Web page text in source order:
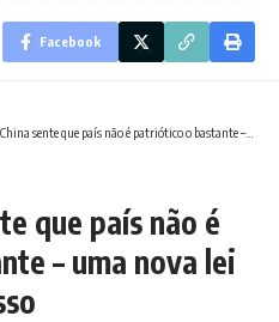
Facebook
sente que país não é patriótico o bastante – uma nova lei pretende mudar isso
que país não é
– uma nova lei